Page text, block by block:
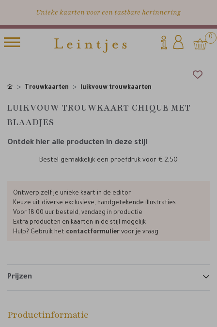
Unieke kaarten voor een tastbare herinnering
0
Trouwkaarten luikvouw trouwkaarten
LUIKVOUW TROUWKAART CHIQUE MET
BLAADJES
Ontdek hier alle producten in deze stijl
Bestel gemakkelijk een proefdruk voor € 2,50
Ontwerp zelf je unieke kaart in de editor
Keuze uit diverse exclusieve, handgetekende illustraties
Voor 18.00 uur besteld, vandaag in productie
Extra producten en kaarten in de stijl mogelijk
Hulp? Gebruik het contactformulier voor je vraag
Prijzen
Productinformatie